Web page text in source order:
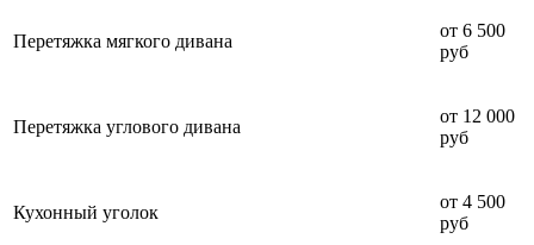
Перетяжка мягкого дивана
от 6 500
руб
Перетяжка углового дивана
от 12 000
руб
Кухонный уголок
от 4 500
руб